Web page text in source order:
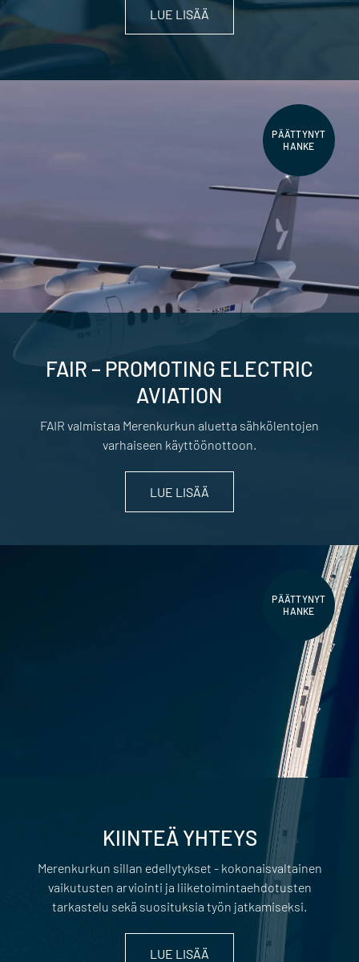
LUE LISÄÄ
PÄÄTTYNYT
HANKE
FAIR – PROMOTING ELECTRIC
AVIATION
FAIR valmistaa Merenkurkun aluetta sähkölentojen
varhaiseen käyttöönottoon.
LUE LISÄÄ
PÄÄTTYNYT
HANKE
KIINTEÄ YHTEYS
Merenkurkun sillan edellytykset - kokonaisvaltainen
vaikutusten arviointi ja liiketoimintaehdotusten
tarkastelu sekä suosituksia työn jatkamiseksi.
LUE LISÄÄ